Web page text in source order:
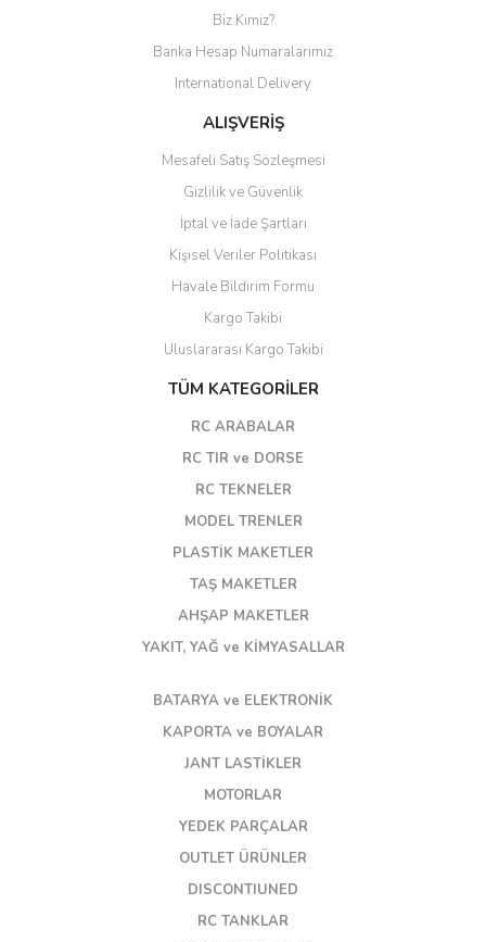
Biz Kimiz?
Banka Hesap Numaralarımız
International Delivery
ALIŞVERİŞ
Mesafeli Satış Sözleşmesi
Gizlilik ve Güvenlik
İptal ve İade Şartları
Kişisel Veriler Politikası
Havale Bildirim Formu
Kargo Takibi
Uluslararası Kargo Takibi
TÜM KATEGORİLER
RC ARABALAR
RC TIR ve DORSE
RC TEKNELER
MODEL TRENLER
PLASTİK MAKETLER
TAŞ MAKETLER
AHŞAP MAKETLER
YAKIT, YAĞ ve KİMYASALLAR
BATARYA ve ELEKTRONİK
KAPORTA ve BOYALAR
JANT LASTİKLER
MOTORLAR
YEDEK PARÇALAR
OUTLET ÜRÜNLER
DISCONTIUNED
RC TANKLAR